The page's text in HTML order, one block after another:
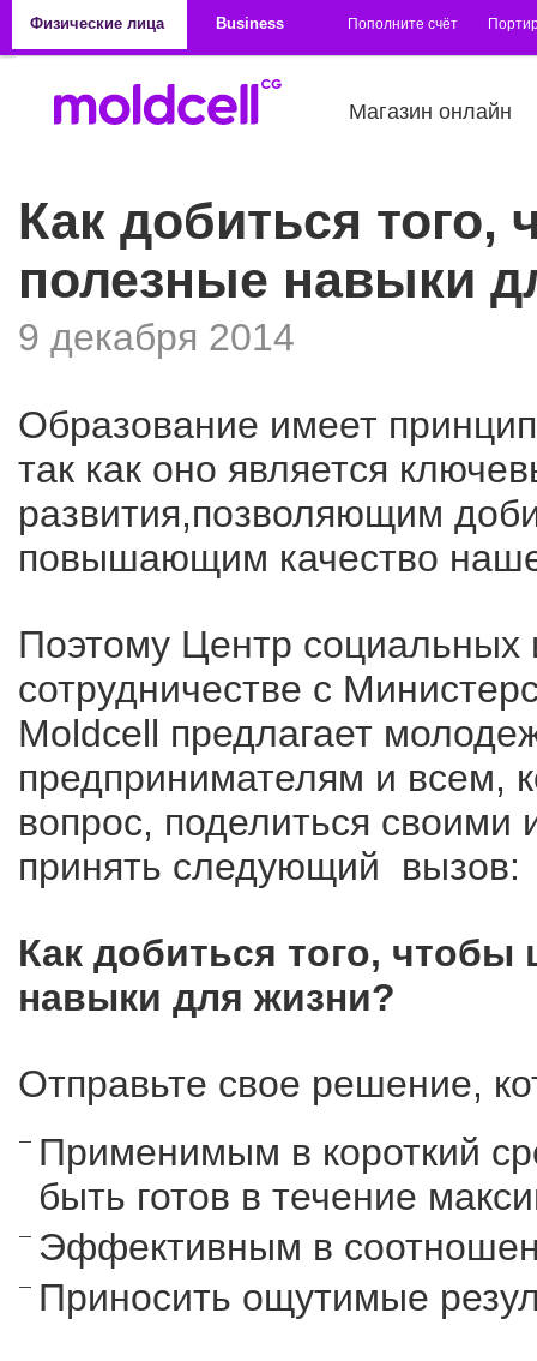
Физические лица
Business Пополните счёт
Магазин онлайн
Как добиться
полезные навыки
9 декабря 2014
Образование имеет
так как оно является
развития,позволяющим
повышающим качество
Поэтому Центр социальных
сотрудничестве с
Moldcell предлагает
предпринимателям и всем,
вопрос, поделиться
принять следующий вызов:
Как добиться того,
навыки для жизни?
Отправьте свое решение,
Применимым в короткий
быть готов в течение
Эффективным в
Приносить ощутимые